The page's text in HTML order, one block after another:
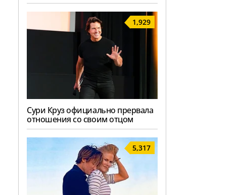
1,929
Сури Круз официально прервала
отношения со своим отцом
5,317